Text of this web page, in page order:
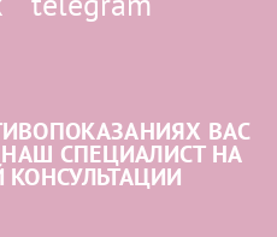
ВАС
НАШ СПЕЦИАЛИСТ НА
КОНСУЛЬТАЦИИ